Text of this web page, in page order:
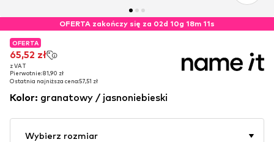
OFERTA zakończy się za 02d 10g 18m 10s
OFERTA
65,52 zł
z VAT
Pierwotnie: 81,90 zł
Ostatnia najniższa cena:57,51 zł
OFERTA
65,52 zł
z VAT
Pierwotnie: 81,90 zł
Ostatnia najniższa cena:57,51 zł
OFERTA
65,52 zł
z VAT
Pierwotnie: 81,90 zł
Ostatnia najniższa cena:57,51 zł
Kolor: granatowy / jasnoniebieski
Wybierz rozmiar